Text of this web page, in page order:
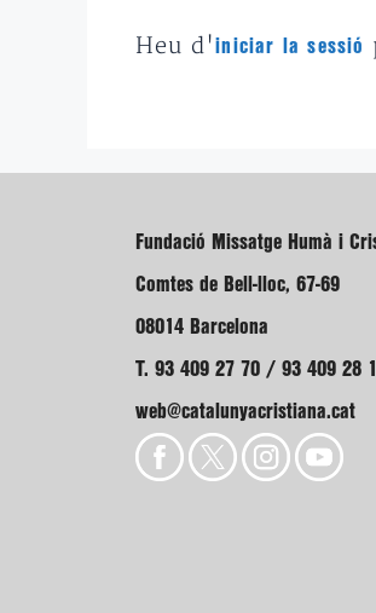
Heu d'iniciar la sessió
Fundació Missatge Humà i
Comtes de Bell-lloc, 67-69
08014 Barcelona
T. 93 409 27 70 / 93 409 28
web@catalunyacristiana.cat